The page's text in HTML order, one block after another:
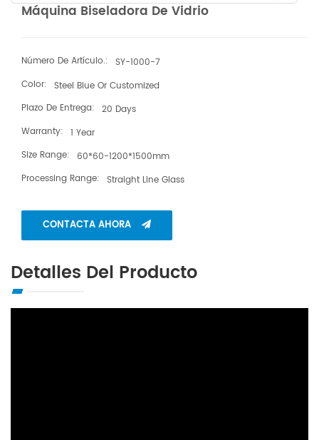
Máquina Biseladora De Vidrio
Número De Artículo.: SY-1000-7
Color: Steel Blue Or Customized
Plazo De Entrega: 20 Days
Warranty: 1 Year
Size Range:
60*60-1200*1500mm
Processing Range: Straight Line Glass
CONTACTA AHORA
Detalles Del Producto